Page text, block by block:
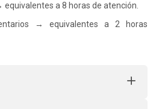
a 8 horas de atención.
→ equivalentes a 2 horas